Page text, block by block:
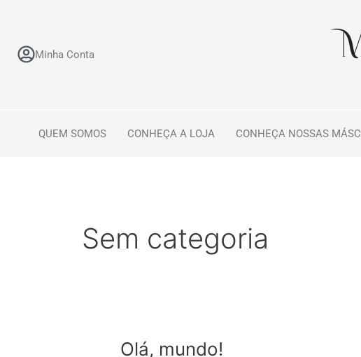
conteúdoMinha Conta
QUEM SOMOS CONHEÇA A LOJA CONHEÇA NOSSAS
Sem categoria
Olá, mundo!
Olá,